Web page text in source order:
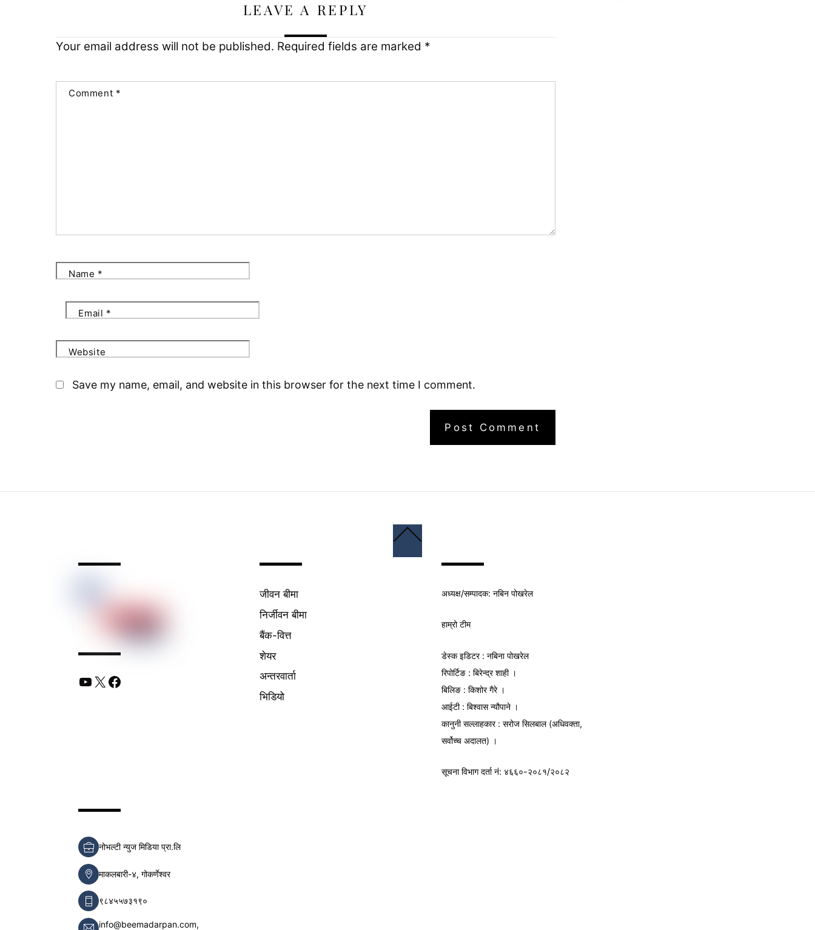
LEAVE A REPLY
Your email address will not be published. Required fields are marked *
Comment *
Name *
Email *
Website
Save my name, email, and website in this browser for the next time I comment.
To
YouTube
X Facebook
जीवन बीमा
निर्जीवन बीमा
बैंक-वित्त
शेयर
अन्तरवार्ता
भिडियो
अध्यक्ष/सम्पादक: नबिन पोखरेल
हाम्रो टीम
डेस्क इडिटर : नबिना पोखरेल
रिपोर्टिङ : बिरेन्द्र शाही ।
बिलिङ : किशोर गैरे ।
आईटी : बिश्वास न्यौपाने ।
कानुनी सल्लाहकार : सरोज सिलबाल (अधिवक्ता,
सर्वोच्च अदालत) ।
सूचना विभागदर्ता नं: ४६६०-२०८१/२०८२
नोभल्टी न्युज मिडिया प्रा.लि
माकलबारी-४, गोकर्णेश्वर
९८४५५७३१९०
info@beemadarpan.com,